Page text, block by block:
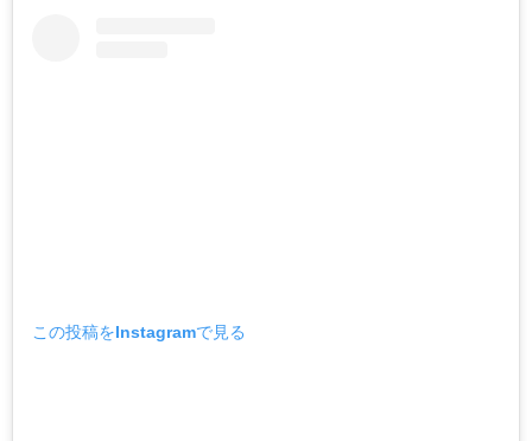
この投稿をInstagramで見る